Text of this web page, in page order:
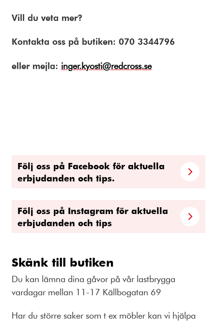
Vill du veta mer?
Kontakta oss på butiken: 070 3344796
eller mejla: inger.kyosti@redcross.se
Följ oss på Facebook för aktuella
erbjudanden och tips.
Följ oss på Instagram för aktuella
erbjudanden och tips
Skänk till butiken
Du kan lämna dina gåvor på vår lastbrygga
vardagar mellan 11-17 Källbogatan 69
Har du större saker som t ex möbler kan vi hjälpa